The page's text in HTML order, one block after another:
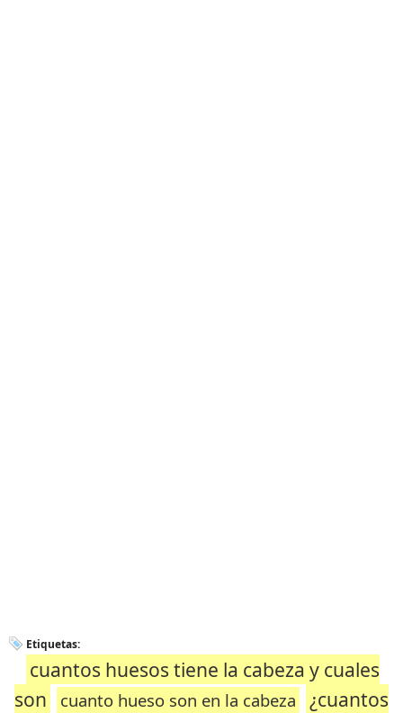
Etiquetas:
cuantos huesos tiene la cabeza y cuales
son
cuanto hueso son en la cabeza
¿cuantos